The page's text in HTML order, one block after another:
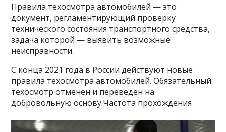
Правила техосмотра автомобилей — это
документ, регламентирующий проверку
технического состояния транспортного средства,
задача которой — выявить возможные
неисправности.
С конца 2021 года в России действуют новые
правила техосмотра автомобилей. Обязательный
техосмотр отменен и переведен на
добровольную основу.Частота прохождения